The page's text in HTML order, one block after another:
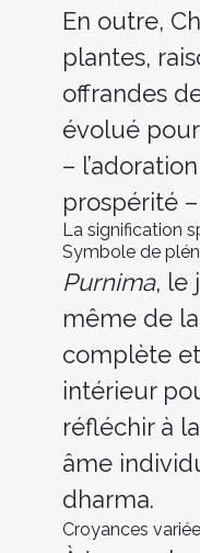
En outre,
plantes,
offrandes
évolué
–
prospérité
La signification
Symbole de
Purnima, le
même de
complète
intérieur
réfléchir à
âme
dharma.
Croyances